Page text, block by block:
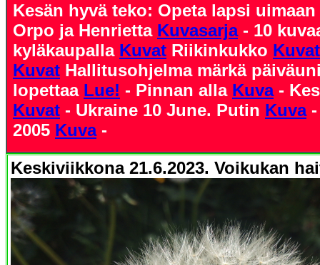
Kesän hyvä teko: Opeta lapsi uimaan
Orpo ja Henrietta Kuvasarja- 10
kyläkaupalla Kuvat Riikinkukko Kuvat
Kuvat Hallitusohjelma märkä
lopettaa Lue! - Pinnan alla Kuva-
Kuvat - Ukraine 10 June. Putin Kuva-
2005 Kuva-
Keskiviikkona 21.6.2023. Voikukan